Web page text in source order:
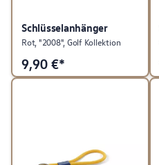
Schlüsselanhänger
Rot, "2008", Golf Kollektion
9,90 €*